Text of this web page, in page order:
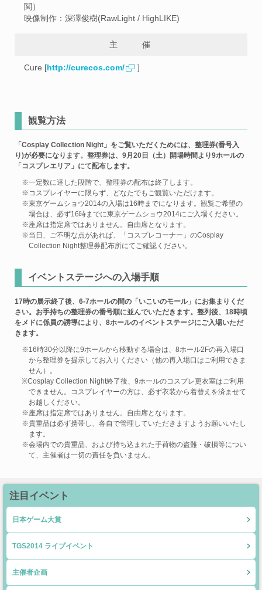
関）
映像制作：深澤俊樹(RawLight / HighLIKE)
主 催
Cure [http://curecos.com/ ]
観覧方法
「Cosplay Collection Night」をご覧いただくためには、整理券(番号入
り)が必要になります。整理券は、9月20日（土）開場時間より9ホールの
「コスプレエリア」にて配布します。
※一定数に達した段階で、整理券の配布は終了します。
※コスプレイヤーに限らず、どなたでもご観覧いただけます。
※東京ゲームショウ2014の入場は16時までになります。観覧ご希望の
場合は、必ず16時までに東京ゲームショウ2014にご入場ください。
※座席は指定席ではありません。自由席となります。
※当日、ご不明な点があれば、「コスプレコーナー」のCosplay
Collection Night整理券配布所にてご確認ください。
イベントステージへの入場手順
17時の展示終了後、6-7ホールの間の「いこいのモール」にお集まりくだ
さい。お手持ちの整理券の番号順に並んでいただきます。整列後、18時頃
をメドに係員の誘導により、8ホールのイベントステージにご入場いただ
きます。
※16時30分以降に9ホールから移動する場合は、8ホール2Fの再入場口
から整理券を提示してお入りください（他の再入場口はご利用できま
せん）。
※Cosplay Collection Night終了後、9ホールのコスプレ更衣室はご利用
できません。コスプレイヤーの方は、必ず衣装から着替えを済ませて
お越しください。
※座席は指定席ではありません。自由席となります。
※貴重品は必ず携帯し、各自で管理していただきますようお願いいたし
ます。
※会場内での貴重品、および持ち込まれた手荷物の盗難・破損等につい
て、主催者は一切の責任を負いません。
注目イベント
日本ゲーム大賞
TGS2014 ライブイベント
主催者企画